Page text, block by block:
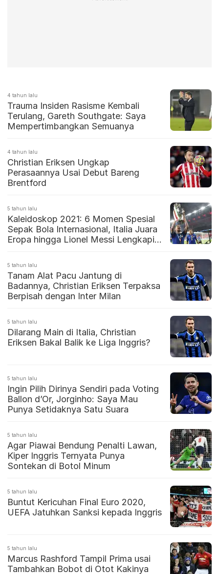
4 tahun lalu
Trauma Insiden Rasisme Kembali
Terulang, Gareth Southgate: Saya
Mempertimbangkan Semuanya
4 tahun lalu
Christian Eriksen Ungkap
Perasaannya Usai Debut Bareng
Brentford
5 tahun lalu
Kaleidoskop 2021: 6 Momen Spesial
Sepak Bola Internasional, Italia Juara
Eropa hingga Lionel Messi Lengkapi
5 tahun lalu
Tanam Alat Pacu Jantung di
Badannya, Christian Eriksen Terpaksa
Berpisah dengan Inter Milan
5 tahun lalu
Dilarang Main di Italia, Christian
Eriksen Bakal Balik ke Liga Inggris?
5 tahun lalu
Ingin Pilih Dirinya Sendiri pada Voting
Ballon d’Or, Jorginho: Saya Mau
Punya Setidaknya Satu Suara
5 tahun lalu
Agar Piawai Bendung Penalti Lawan,
Kiper Inggris Ternyata Punya
Sontekan di Botol Minum
5 tahun lalu
Buntut Kericuhan Final Euro 2020,
UEFA Jatuhkan Sanksi kepada Inggris
5 tahun lalu
Marcus Rashford Tampil Prima usai
Tambahkan Bobot di Otot Kakinya